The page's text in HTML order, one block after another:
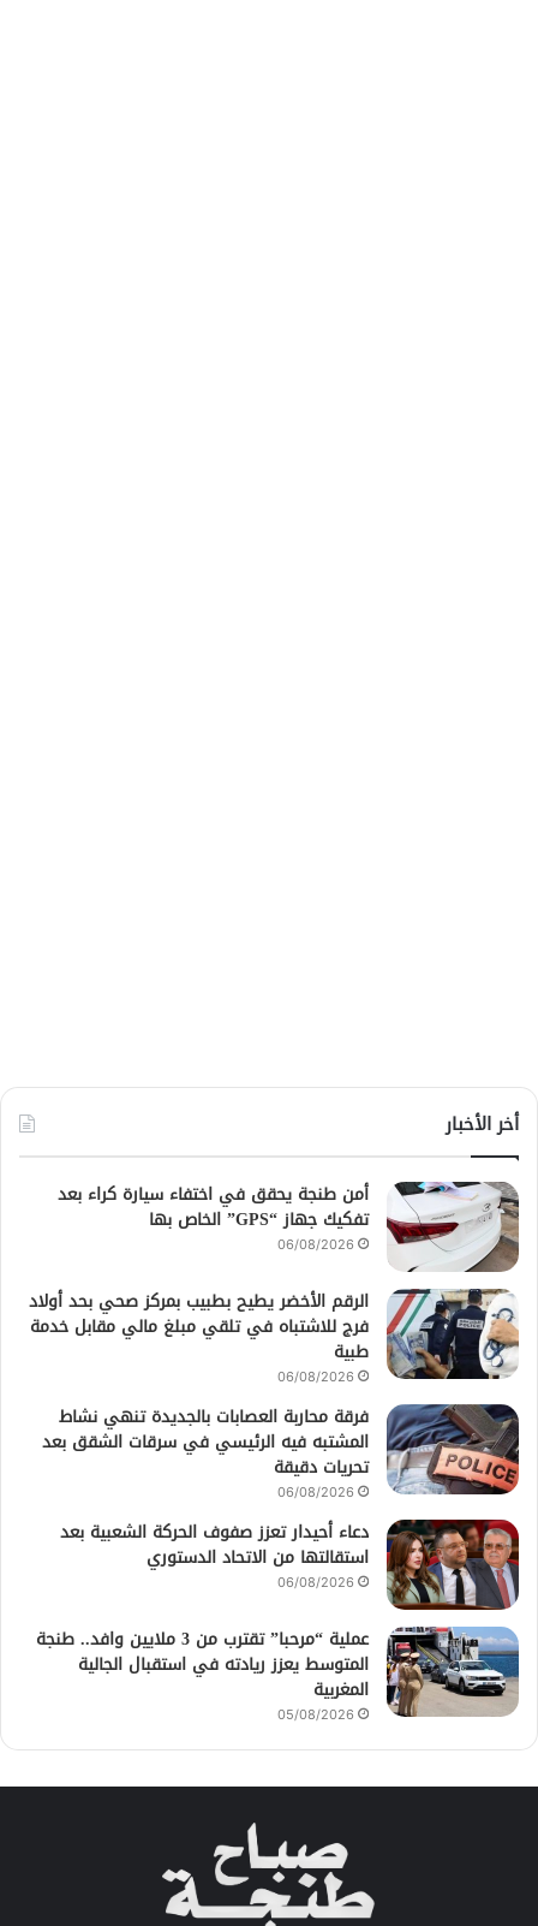
أخر الأخبار
أمن طنجة يحقق في اختفاء سيارة كراء بعد
تفكيك جهاز “GPS” الخاص بها
06/08/2026
الرقم الأخضر يطيح بطبيب بمركز صحي بحد أولاد
فرج للاشتباه في تلقي مبلغ مالي مقابل خدمة
طبية
06/08/2026
فرقة محاربة العصابات بالجديدة تنهي نشاط
المشتبه فيه الرئيسي في سرقات الشقق بعد
تحريات دقيقة
06/08/2026
دعاء أحيدار تعزز صفوف الحركة الشعبية بعد
استقالتها من الاتحاد الدستوري
06/08/2026
عملية “مرحبا” تقترب من 3 ملايين وافد.. طنجة
المتوسط يعزز ريادته في استقبال الجالية
المغربية
05/08/2026